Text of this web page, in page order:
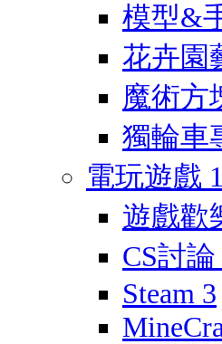
模型&
花卉園
魔術方
獨輪車
電玩遊戲
遊戲歡
CS討論
Steam 3